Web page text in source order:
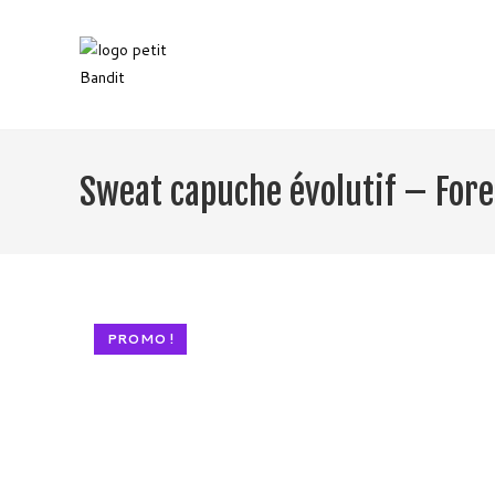
Sweat capuche évolutif –
PROMO !